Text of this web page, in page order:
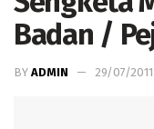
Badan /
BY ADMIN 29/07/2011